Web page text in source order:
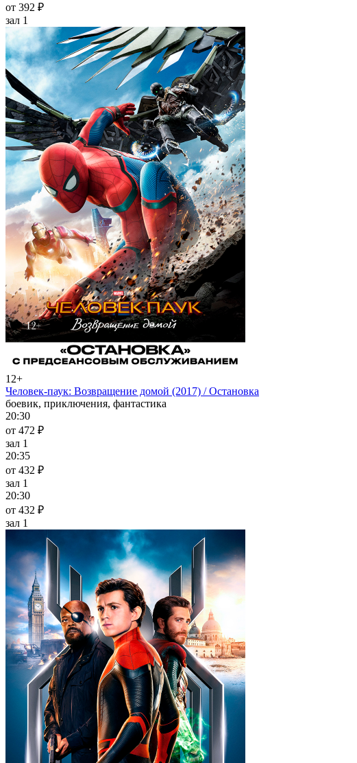
от 392 ₽
зал 1
12+
Человек-паук: Возвращение домой (2017) / Остановка
боевик, приключения, фантастика
20:30
от 472 ₽
зал 1
20:35
от 432 ₽
зал 1
20:30
от 432 ₽
зал 1